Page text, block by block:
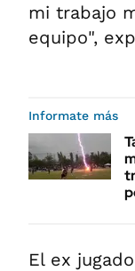
mi trabajo
equipo",
Informate más
El ex